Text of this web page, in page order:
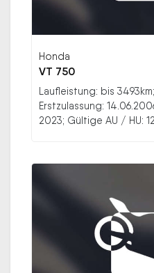
Honda
VT 750
Laufleistung: bis
Erstzulassung:
2023; Gültige AU / HU: